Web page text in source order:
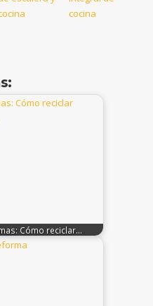
Cómo reciclar…